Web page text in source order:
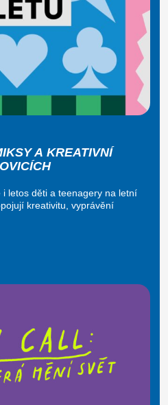
A KREATIVNÍ
letos děti a teenagery na letní
kreativitu, vyprávění